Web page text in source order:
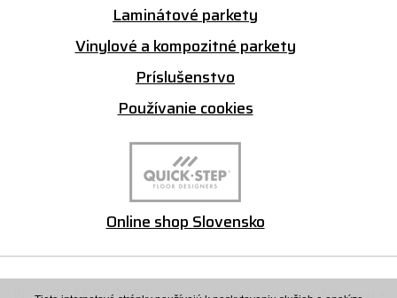
Laminátové parkety
Vinylové a kompozitné parkety
Príslušenstvo
Používanie cookies
Online shop Slovensko